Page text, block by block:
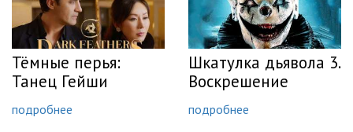
Тёмные перья:
Танец Гейши
подробнее
Шкатулка дьявола 3.
Воскрешение
подробнее